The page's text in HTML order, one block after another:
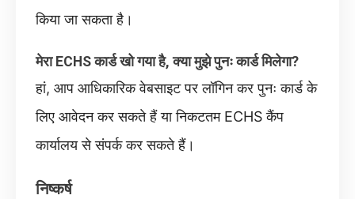
किया जा सकता है।
मेरा ECHS कार्ड खो गया है, क्या मुझे पुनः कार्ड मिलेगा?
हां, आप आधिकारिक वेबसाइट पर लॉगिन कर पुनः कार्ड के
लिए आवेदन कर सकते हैं या निकटतम ECHS कैंप
कार्यालय से संपर्क कर सकते हैं।
निष्कर्ष